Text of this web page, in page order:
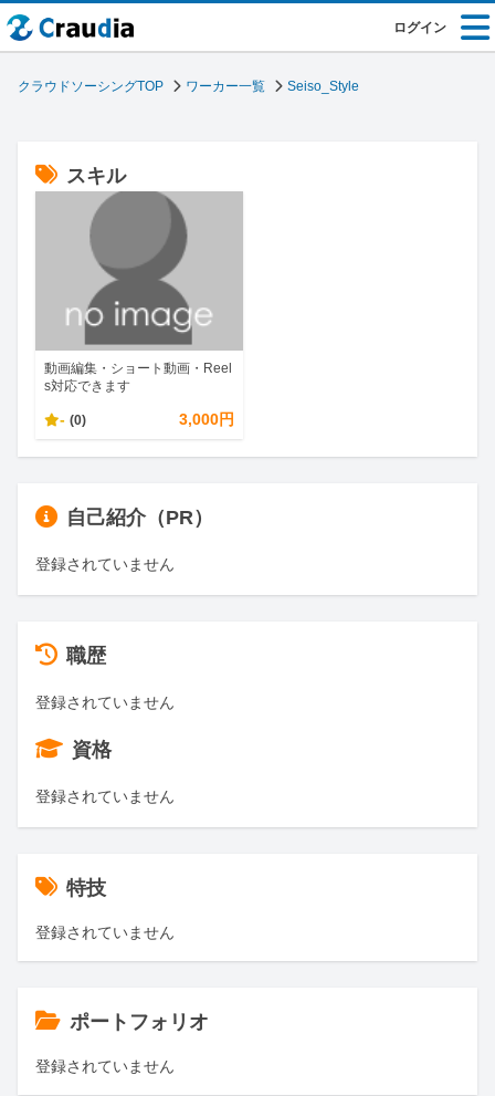
ログイン
クラウドソーシングTOP ワーカー一覧 Seiso_Style
スキル
動画編集・ショート動画・Reel
s対応できます
- (0) 3,000円
自己紹介（PR）
登録されていません
職歴
登録されていません
資格
登録されていません
特技
登録されていません
ポートフォリオ
登録されていません